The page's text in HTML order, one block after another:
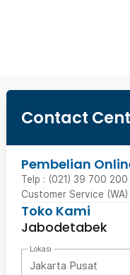
Contact
Pembelian
Telp : (021) 39 700 200
Customer Service (WA)
Toko Kami
Jabodetabek
Lokasi
Jakarta Pusat